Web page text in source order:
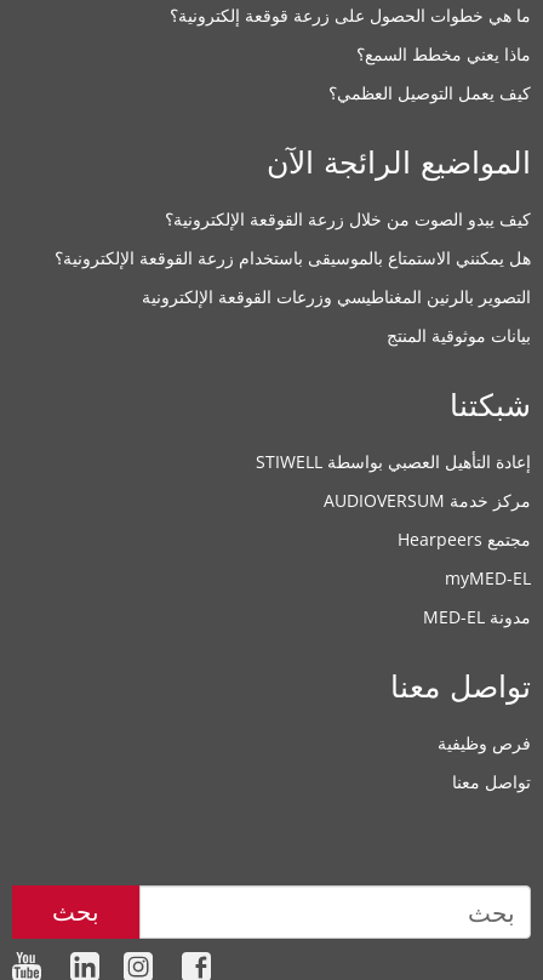
ما هي خطوات الحصول على زرعة قوقعة إلكترونية؟
ماذا يعني مخطط السمع؟
كيف يعمل التوصيل العظمي؟
المواضيع الرائجة الآن
كيف يبدو الصوت من خلال زرعة القوقعة الإلكترونية؟
هل يمكنني الاستمتاع بالموسيقى باستخدام زرعة القوقعة الإلكترونية؟
التصوير بالرنين المغناطيسي وزرعات القوقعة الإلكترونية
بيانات موثوقية المنتج
شبكتنا
إعادة التأهيل العصبي بواسطة STIWELL
مركز خدمة AUDIOVERSUM
مجتمع Hearpeers
myMED‑EL
مدونة MED-EL
تواصل معنا
فرص وظيفية
تواصل معنا
بحث